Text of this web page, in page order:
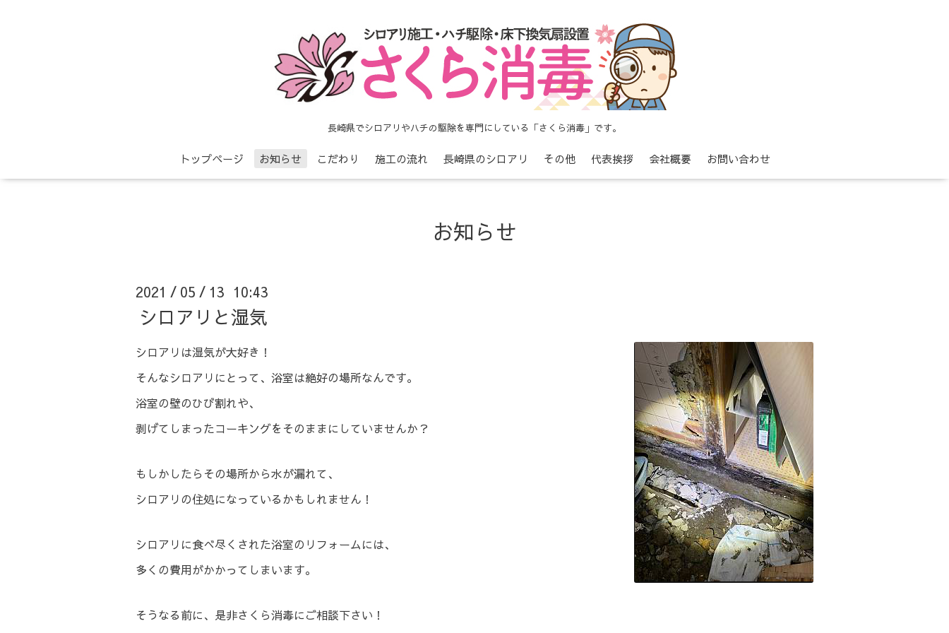
長崎県でシロアリやハチの駆除を専門にしている「さくら消毒」です。
トップページ お知らせ こだわり 施工の流れ 長崎県のシロアリ その他 代表挨拶 会社概要 お問い合わせ
お知らせ
2021 / 05 / 13 10:43
シロアリと湿気
シロアリは湿気が大好き！
そんなシロアリにとって、浴室は絶好の場所なんです。
浴室の壁のひび割れや、
剥げてしまったコーキングをそのままにしていませんか？
もしかしたらその場所から水が漏れて、
シロアリの住処になっているかもしれません！
シロアリに食べ尽くされた浴室のリフォームには、
多くの費用がかかってしまいます。
そうなる前に、是非さくら消毒にご相談下さい！